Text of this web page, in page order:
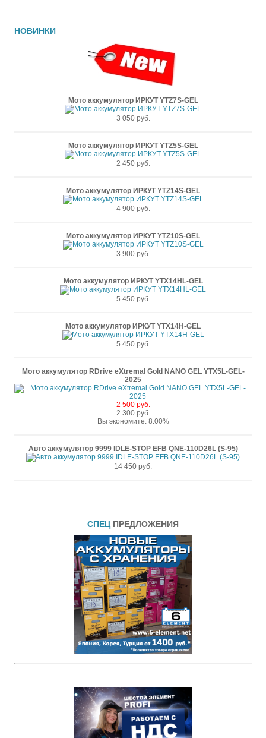
СПЕЦ ПРЕДЛОЖЕНИЯ
НОВИНКИ
Мото аккумулятор ИРКУТ YTZ7S-GEL
3 050 руб.
Мото аккумулятор ИРКУТ YTZ5S-GEL
2 450 руб.
Мото аккумулятор ИРКУТ YTZ14S-GEL
4 900 руб.
Мото аккумулятор ИРКУТ YTZ10S-GEL
3 900 руб.
Мото аккумулятор ИРКУТ YTX14HL-GEL
5 450 руб.
Мото аккумулятор ИРКУТ YTX14H-GEL
5 450 руб.
Мото аккумулятор RDrive eXtremal Gold NANO GEL YTX5L-GEL-
2025
2 500 руб.
2 300 руб.
Вы экономите: 8.00%
Авто аккумулятор 9999 IDLE-STOP EFB QNE-110D26L (S-95)
14 450 руб.